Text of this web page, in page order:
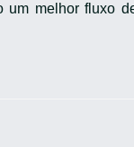
um melhor fluxo